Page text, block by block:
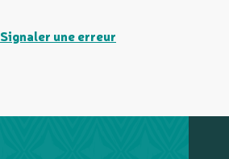
Signaler une erreur